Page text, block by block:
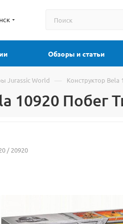
Обзоры и статьи
Jurassic World — Конструктор Bela
10920 Побег
/ 20920